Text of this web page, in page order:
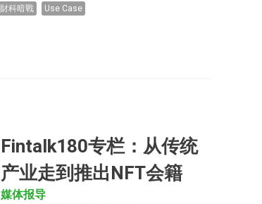
財科暗戰 Use Case
Fintalk180专栏：从传统
产业走到推出NFT会籍
媒体报导